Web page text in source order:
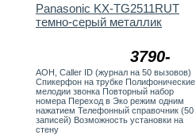
3790-
Panasonic KX-TG2511RUT
темно-серый металлик
АОН, Caller ID (журнал на 50 вызовов)
Спикерфон на трубке Полифонические
мелодии звонка Повторный набор
номера Переход в Эко режим одним
нажатием Телефонный справочник (50
записей) Возможность установки на
стену